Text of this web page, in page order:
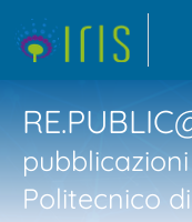
Politecnico